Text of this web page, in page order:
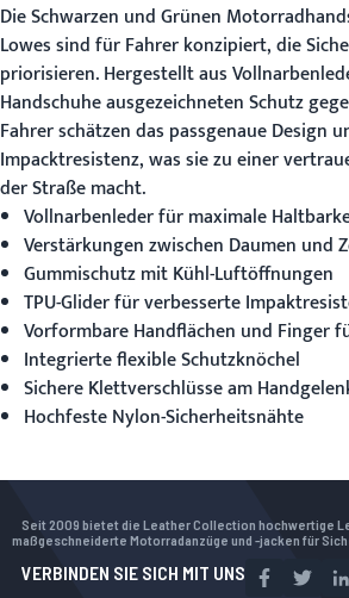
DieSchwarzen und Grünen
Lowes sind für Fahrer konzipiert, die
priorisieren. Hergestellt aus
Handschuhe ausgezeichneten Schutz
Fahrer schätzen das passgenaue Design
Impacktresistenz, was sie zu einer
der Straße macht.
Vollnarbenleder für maximale
Verstärkungen zwischen Daumen und
Gummischutz mit Kühl-Luftöffnungen
TPU-Glider für verbesserte
Vorformbare Handflächen und Finger
Integrierte flexible Schutzknöchel
Sichere Klettverschlüsse am
Hochfeste Nylon-Sicherheitsnähte
Seit 2009 bietet die Leather Collection hochwertige
maßgeschneiderte Motorradanzüge und -jacken für
VERBINDEN SIE SICH MIT UNS